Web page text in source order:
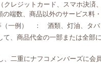
クレジットカード、スマホ決
端数、商品以外のサービス料
一例） ： 酒類、灯油、タバ
て、商品代金の一部または全
二重にナフコメンバーズに会